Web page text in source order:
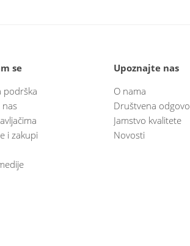
se
podrška
nas
i zakupi
Upoznajte nas
O nama
Društvena
Jamstvo kvalitete
Novosti